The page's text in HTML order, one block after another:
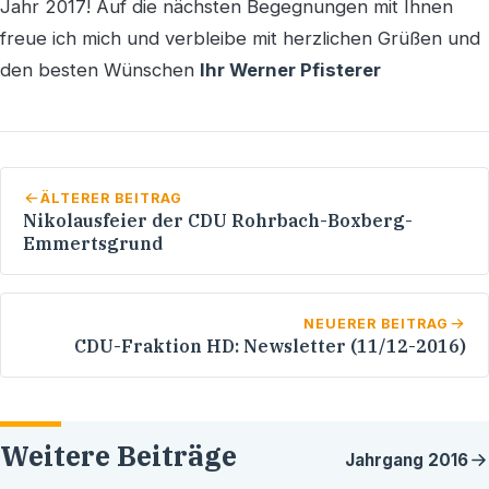
Jahr 2017! Auf die nächsten Begegnungen mit Ihnen
freue ich mich und verbleibe mit herzlichen Grüßen und
den besten Wünschen Ihr Werner Pfisterer
ÄLTERER BEITRAG
Nikolausfeier der CDU Rohrbach-Boxberg-
Emmertsgrund
NEUERER BEITRAG
CDU-Fraktion HD: Newsletter (11/12-2016)
Weitere Beiträge Jahrgang 2016